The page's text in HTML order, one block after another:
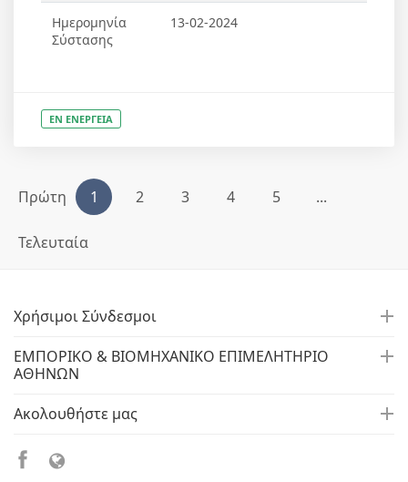
Ημερομηνία
Σύστασης
13-02-2024
ΕΝ ΕΝΕΡΓΕΙΑ
Πρώτη 1 2 3 4 5 ...
Τελευταία
Χρήσιμοι Σύνδεσμοι
ΕΜΠΟΡΙΚΟ & ΒΙΟΜΗΧΑΝΙΚΟ ΕΠΙΜΕΛΗΤΗΡΙΟ
ΑΘΗΝΩΝ
Ακολουθήστε μας